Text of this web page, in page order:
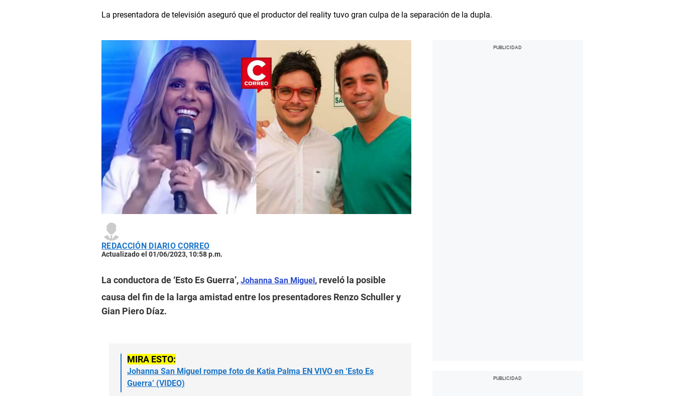
La presentadora de televisión aseguró que el productor del reality tuvo gran culpa de la separación de la dupla.
REDACCIÓN DIARIO CORREO
Actualizado el 01/06/2023, 10:58 p.m.
La conductora de ‘Esto Es Guerra’, Johanna San Miguel, reveló la posible
causa del fin de la larga amistad entre los presentadores Renzo Schuller y
Gian Piero Díaz.
MIRA ESTO:
Johanna San Miguel rompe foto de Katia Palma EN VIVO en ‘Esto Es
Guerra’ (VIDEO)